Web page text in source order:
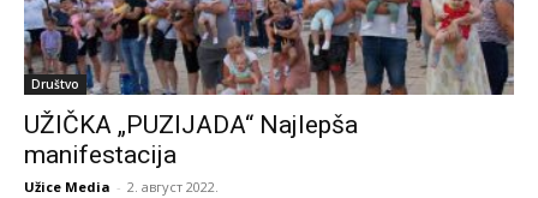
Društvo
UŽIČKA „PUZIJADA“ Najlepša
manifestacija
Užice Media - 2. август 2022.